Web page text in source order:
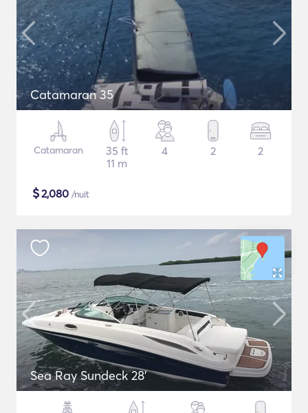
Catamaran 35
Catamaran
35 ft
11 m
4 2 2
$2,080 /nuit
Sea Ray Sundeck 28'